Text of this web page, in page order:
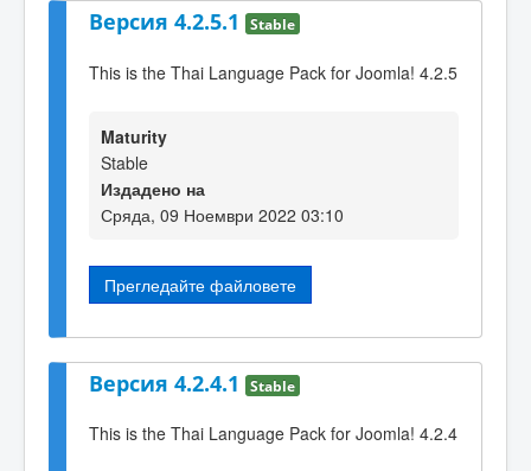
Версия 4.2.5.1 Stable
This is the Thai Language Pack for Joomla! 4.2.5
Maturity
Stable
Издадено на
Сряда, 09 Ноември 2022 03:10
Прегледайте файловете
Версия 4.2.4.1 Stable
This is the Thai Language Pack for Joomla! 4.2.4